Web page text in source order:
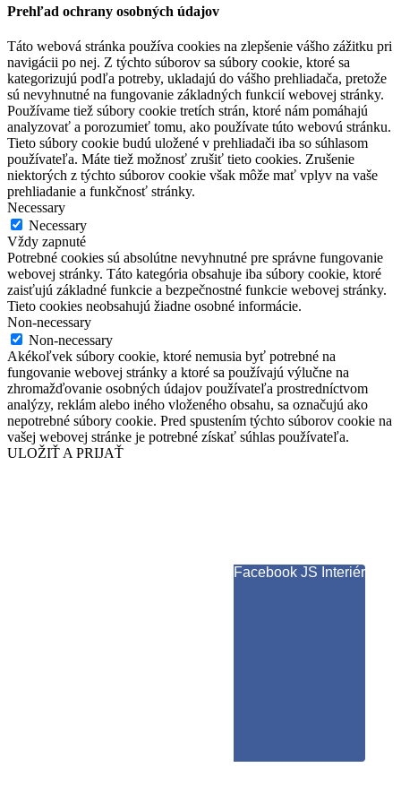
Prehľad ochrany osobných údajov
Táto webová stránka používa cookies na zlepšenie vášho zážitku pri
navigácii po nej. Z týchto súborov sa súbory cookie, ktoré sa
kategorizujú podľa potreby, ukladajú do vášho prehliadača, pretože
sú nevyhnutné na fungovanie základných funkcií webovej stránky.
Používame tiež súbory cookie tretích strán, ktoré nám pomáhajú
analyzovať a porozumieť tomu, ako používate túto webovú stránku.
Tieto súbory cookie budú uložené v prehliadači iba so súhlasom
používateľa. Máte tiež možnosť zrušiť tieto cookies. Zrušenie
niektorých z týchto súborov cookie však môže mať vplyv na vaše
prehliadanie a funkčnosť stránky.
Necessary
Necessary
Vždy zapnuté
Potrebné cookies sú absolútne nevyhnutné pre správne fungovanie
webovej stránky. Táto kategória obsahuje iba súbory cookie, ktoré
zaisťujú základné funkcie a bezpečnostné funkcie webovej stránky.
Tieto cookies neobsahujú žiadne osobné informácie.
Non-necessary
Non-necessary
Akékoľvek súbory cookie, ktoré nemusia byť potrebné na
fungovanie webovej stránky a ktoré sa používajú výlučne na
zhromažďovanie osobných údajov používateľa prostredníctvom
analýzy, reklám alebo iného vloženého obsahu, sa označujú ako
nepotrebné súbory cookie. Pred spustením týchto súborov cookie na
vašej webovej stránke je potrebné získať súhlas používateľa.
ULOŽIŤ A PRIJAŤ
Facebook JS Interiér